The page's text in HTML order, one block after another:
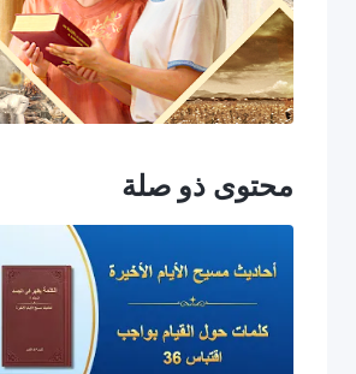
محتوى ذو صلة